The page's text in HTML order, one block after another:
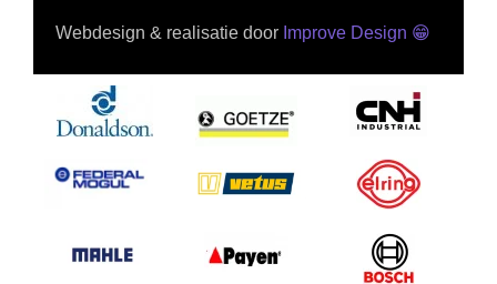
Webdesign & realisatie door Improve Design 😁